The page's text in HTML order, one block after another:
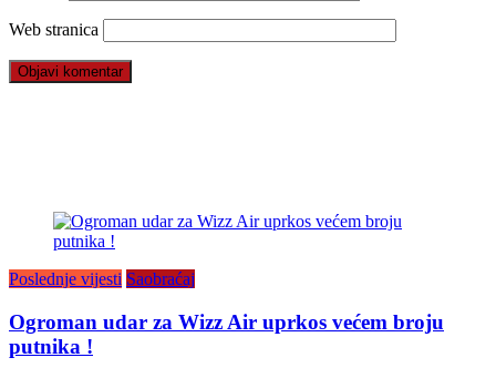
Web stranica
Poslednje vijesti Saobraćaj
Ogroman udar za Wizz Air uprkos većem broju
putnika !